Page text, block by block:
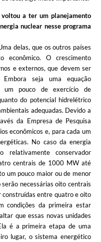
a ter um planejamento
nuclear nesse programa
delas, que os outros países
econômico. O crescimento
e externos, que devem ser
seja uma equação
um pouco de exercício de
do potencial hidrelétrico
adequadas. Devido a
da Empresa de Pesquisa
econômicos e, para cada um
No caso da energia
relativamente conservador
centrais de 1000 MW até
um pouco maior ou de menor
necessárias oito centrais
construídas entre quatro e oito
condições da primeira estar
que essas novas unidades
é a primeira etapa de uma
lugar, o sistema energético